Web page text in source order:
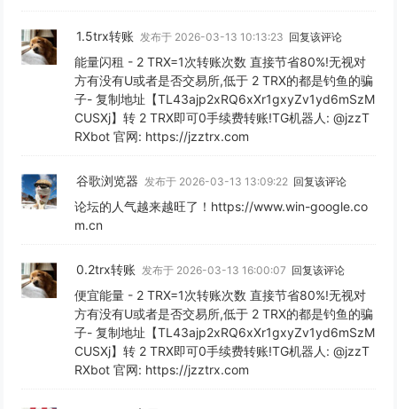
1.5trx转账 发布于 2026-03-13 10:13:23 回复该评论
能量闪租 - 2 TRX=1次转账次数 直接节省80%!无视对
方有没有U或者是否交易所,低于 2 TRX的都是钓鱼的骗
子- 复制地址【TL43ajp2xRQ6xXr1gxyZv1yd6mSzM
CUSXj】转 2 TRX即可0手续费转账!TG机器人: @jzzT
RXbot 官网: https://jzztrx.com
谷歌浏览器 发布于 2026-03-13 13:09:22 回复该评论
论坛的人气越来越旺了！https://www.win-google.co
m.cn
0.2trx转账 发布于 2026-03-13 16:00:07 回复该评论
便宜能量 - 2 TRX=1次转账次数 直接节省80%!无视对
方有没有U或者是否交易所,低于 2 TRX的都是钓鱼的骗
子- 复制地址【TL43ajp2xRQ6xXr1gxyZv1yd6mSzM
CUSXj】转 2 TRX即可0手续费转账!TG机器人: @jzzT
RXbot 官网: https://jzztrx.com